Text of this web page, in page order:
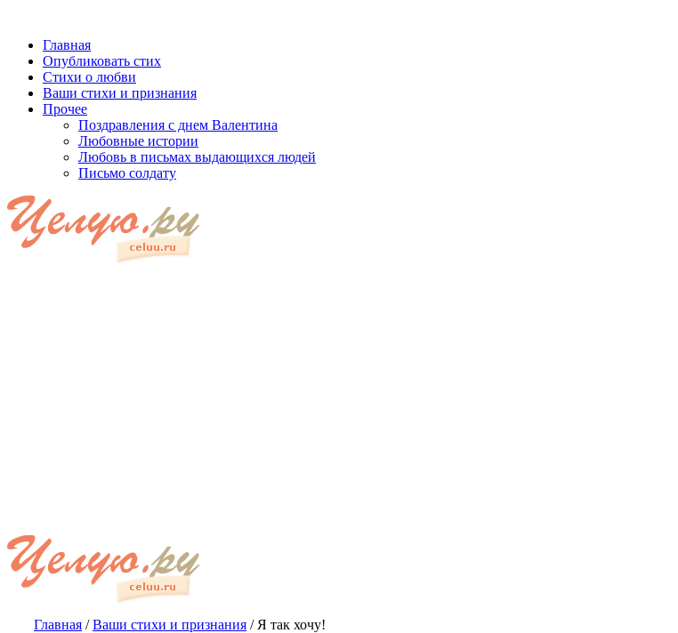
Главная
Опубликовать стих
Стихи о любви
Ваши стихи и признания
Прочее
Поздравления с днем Валентина
Любовные истории
Любовь в письмах выдающихся людей
Письмо солдату
Главная /Ваши стихи и признания / Я так хочу!